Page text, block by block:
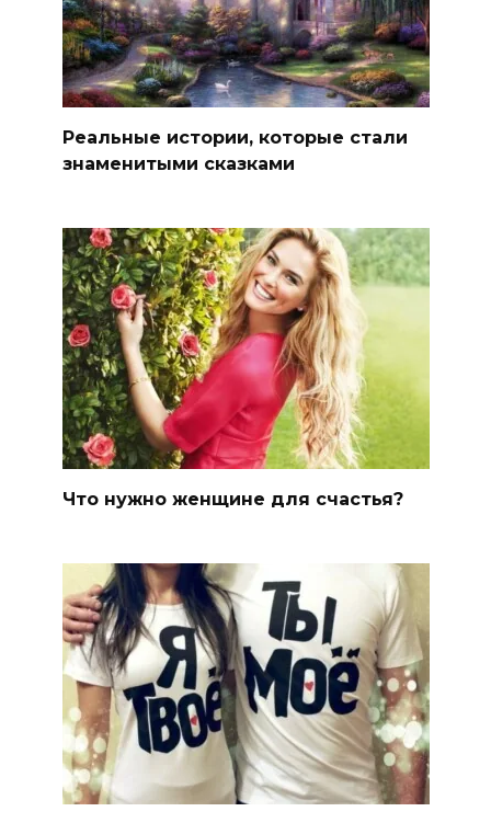
Реальные истории, которые стали
знаменитыми сказками
Что нужно женщине для счастья?